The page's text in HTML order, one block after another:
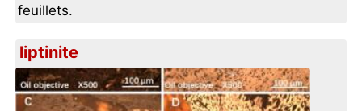
feuillets.
liptinite